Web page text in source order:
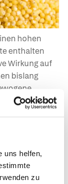
uns helfen,
zu
hohen
enthalten
Wirkung auf
bislang
aufs
in